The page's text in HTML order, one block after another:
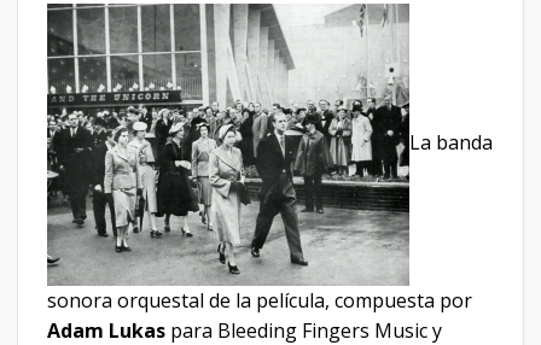
La banda
sonora orquestal de la película, compuesta por
Adam Lukas para Bleeding Fingers Music y